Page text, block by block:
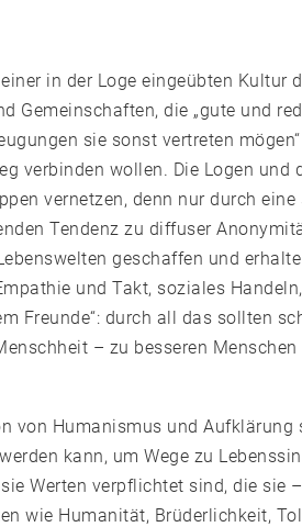
in der Loge eingeübten
Gemeinschaften, die „gute und
sie sonst vertreten
verbinden wollen. Die Logen
vernetzen, denn nur durch
Tendenz zu diffuser
geschaffen und
und Takt, soziales
Freunde“: durch all das sollten
– zu besseren Menschen
von Humanismus und
kann, um Wege zu
Werten verpflichtet sind, die
wie Humanität, Brüderlichkeit,